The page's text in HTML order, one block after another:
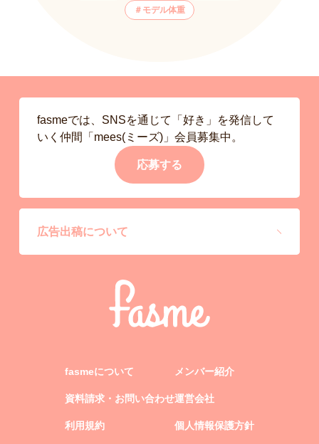
モデル体重
fasmeでは、SNSを通じて「好き」を発信して
いく仲間「mees(ミーズ)」会員募集中。
応募する
広告出稿について
fasmeについて
資料請求・お問い合わせ
利用規約
メンバー紹介
運営会社
個人情報保護方針